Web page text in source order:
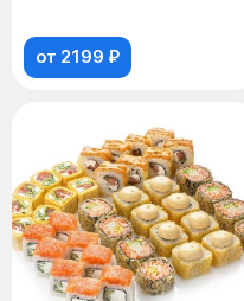
от 2199 ₽